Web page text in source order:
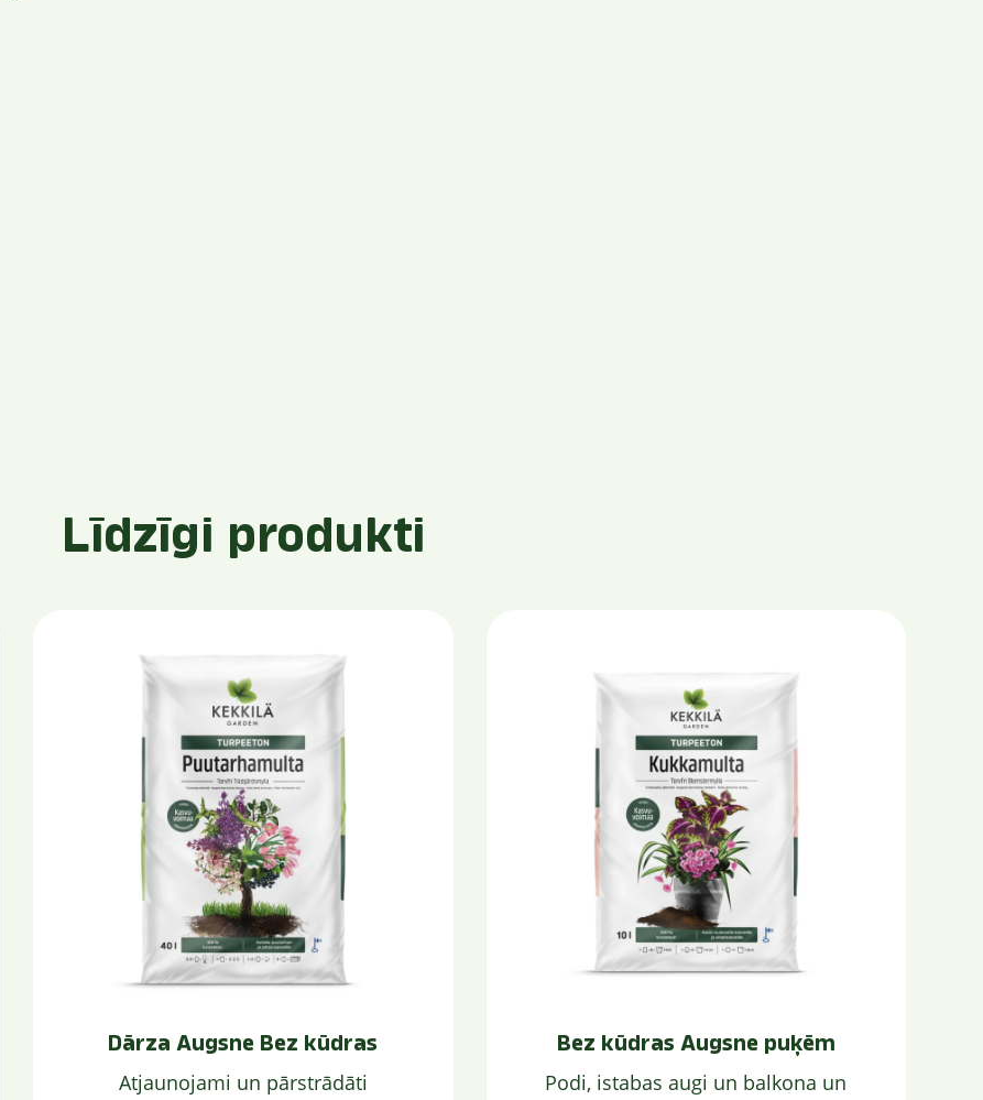
Līdzīgi produkti
Dārza Augsne Bez kūdras
Atjaunojami un pārstrādāti
Bez kūdras Augsne puķēm
Podi, istabas augi un balkona un